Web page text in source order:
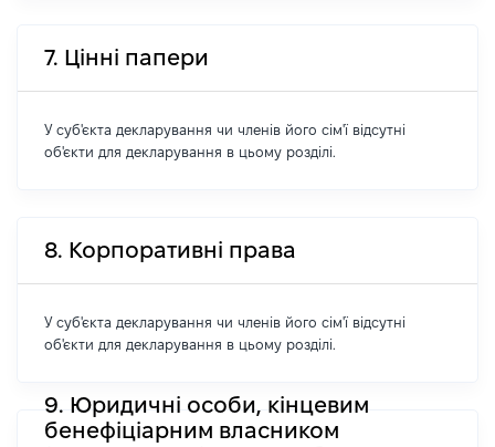
7. Цінні папери
У суб'єкта декларування чи членів його сім'ї відсутні
об'єкти для декларування в цьому розділі.
8. Корпоративні права
У суб'єкта декларування чи членів його сім'ї відсутні
об'єкти для декларування в цьому розділі.
9. Юридичні особи, кінцевим
бенефіціарним власником